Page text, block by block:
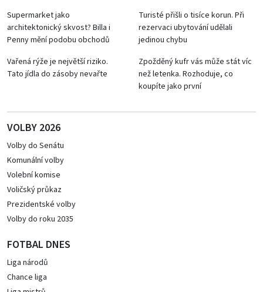
Supermarket jako
architektonický skvost? Billa i
Penny mění podobu obchodů
Turisté přišli o tisíce korun. Při
rezervaci ubytování udělali
jedinou chybu
Vařená rýže je největší riziko.
Tato jídla do zásoby nevařte
Zpožděný kufr vás může stát víc
než letenka. Rozhoduje, co
koupíte jako první
VOLBY 2026
Volby do Senátu
Komunální volby
Volební komise
Voličský průkaz
Prezidentské volby
Volby do roku 2035
FOTBAL DNES
Liga národů
Chance liga